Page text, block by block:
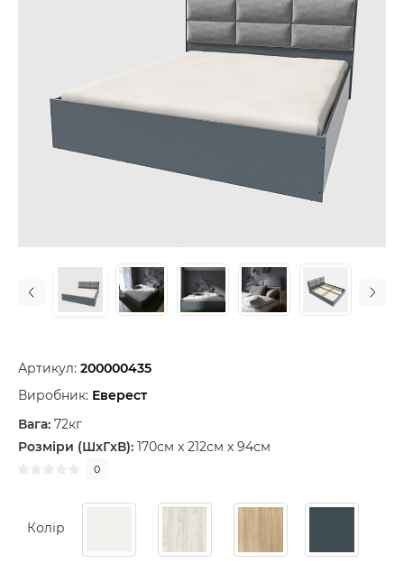
Артикул: 200000435
Виробник: Еверест
Вага: 72кг
Розміри (ШxГxВ): 170см x 212см x 94см
0
Колір